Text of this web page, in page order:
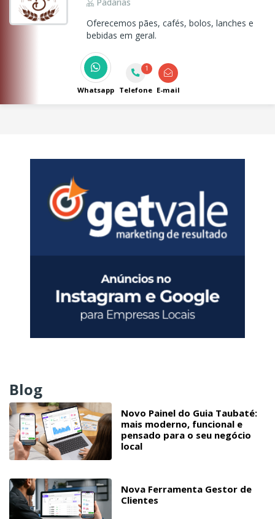
Oferecemos pães, cafés, bolos, lanches e
bebidas em geral.
Whatsapp
1
Telefone E-mail
Blog
Novo Painel do Guia Taubaté:
mais moderno, funcional e
pensado para o seu negócio
local
Nova Ferramenta Gestor de
Clientes